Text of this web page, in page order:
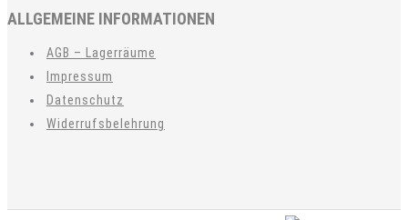
ALLGEMEINE INFORMATIONEN
AGB – Lagerräume
Impressum
Datenschutz
Widerrufsbelehrung